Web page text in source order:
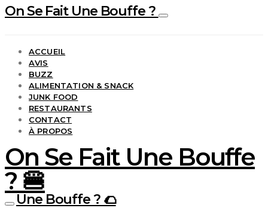
On Se Fait Une Bouffe ?
ACCUEIL
AVIS
BUZZ
ALIMENTATION & SNACK
JUNK FOOD
RESTAURANTS
CONTACT
À PROPOS
On Se Fait Une Bouffe
? 🍔
Une Bouffe ? 🌮